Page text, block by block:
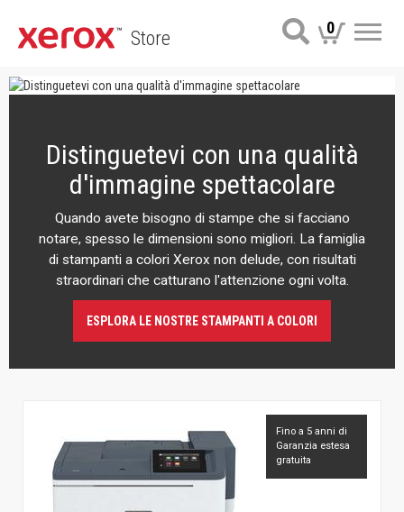
Store 0
Distinguetevi con una qualità
d'immagine spettacolare
Quando avete bisogno di stampe che si facciano
notare, spesso le dimensioni sono migliori. La famiglia
di stampanti a colori Xerox non delude, con risultati
straordinari che catturano l'attenzione ogni volta.
ESPLORA LE NOSTRE STAMPANTI A COLORI
Fino a 5 anni di
Garanzia estesa
gratuita